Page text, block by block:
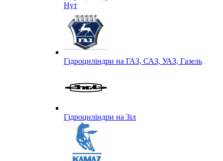
Нут
Гідроциліндри на ГАЗ, САЗ, УАЗ, Газель
Гідроциліндри на Зіл